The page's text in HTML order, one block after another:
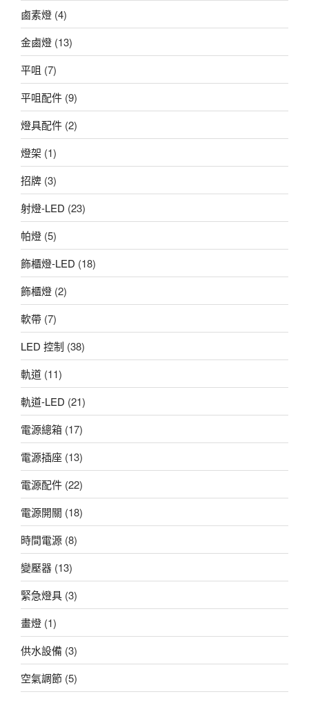
鹵素燈 (4)
金鹵燈 (13)
平咀 (7)
平咀配件 (9)
燈具配件 (2)
燈架 (1)
招牌 (3)
射燈-LED (23)
帕燈 (5)
飾櫃燈-LED (18)
飾櫃燈 (2)
軟帶 (7)
LED 控制 (38)
軌道 (11)
軌道-LED (21)
電源總箱 (17)
電源插座 (13)
電源配件 (22)
電源開關 (18)
時間電源 (8)
變壓器 (13)
緊急燈具 (3)
畫燈 (1)
供水設備 (3)
空氣調節 (5)